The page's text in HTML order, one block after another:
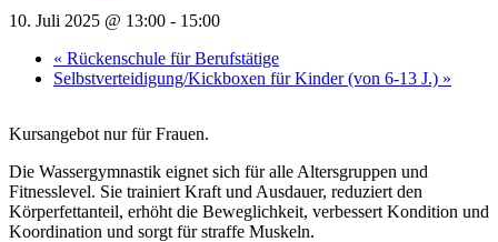
10. Juli 2025 @ 13:00 - 15:00
« Rückenschule für Berufstätige
Selbstverteidigung/Kickboxen für Kinder (von 6-13 J.) »
Kursangebot nur für Frauen.
Die Wassergymnastik eignet sich für alle Altersgruppen und
Fitnesslevel. Sie trainiert Kraft und Ausdauer, reduziert den
Körperfettanteil, erhöht die Beweglichkeit, verbessert Kondition und
Koordination und sorgt für straffe Muskeln.